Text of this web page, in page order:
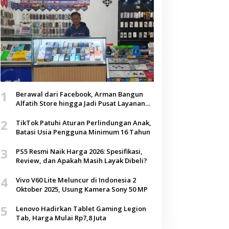
1
Berawal dari Facebook, Arman Bangun
Alfatih Store hingga Jadi Pusat Layanan
2
TikTok Patuhi Aturan Perlindungan Anak,
Batasi Usia Pengguna Minimum 16 Tahun
3
PS5 Resmi Naik Harga 2026: Spesifikasi,
Review, dan Apakah Masih Layak Dibeli?
4
Vivo V60 Lite Meluncur di Indonesia 2
Oktober 2025, Usung Kamera Sony 50 MP
5
Lenovo Hadirkan Tablet Gaming Legion
Tab, Harga Mulai Rp7,8 Juta